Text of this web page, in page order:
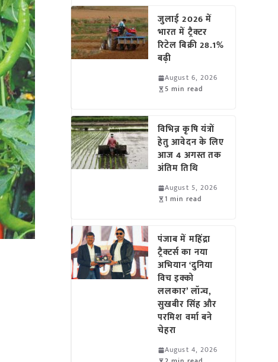
जुलाई 2026 में
भारत में ट्रैक्टर
रिटेल बिक्री 28.1%
बढ़ी
August 6, 2026
5 min read
विभिन्न कृषि यंत्रों
हेतु आवेदन के लिए
आज 4 अगस्त तक
अंतिम तिथि
August 5, 2026
1 min read
पंजाब में महिंद्रा
ट्रैक्टर्स का नया
अभियान ‘दुनिया
विच इक्को
ललकार’ लॉन्च,
सुखबीर सिंह और
परमिश वर्मा बने
चेहरा
August 4, 2026